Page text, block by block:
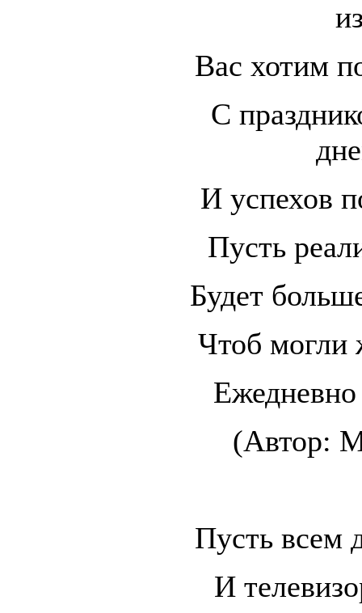
Вас хотим
С
И успехов
Пусть
Будет
Чтоб могли
(Автор:
Пусть всем
И